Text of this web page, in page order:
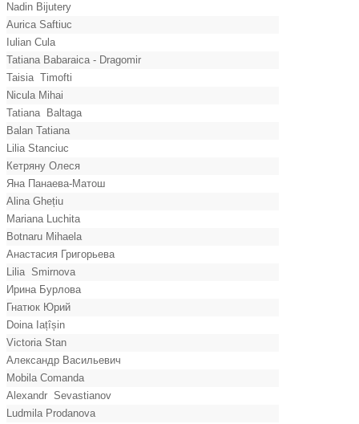
Nadin Bijutery
Aurica Saftiuc
Iulian Cula
Tatiana Babaraica - Dragomir
Taisia Timofti
Nicula Mihai
Tatiana Baltaga
Balan Tatiana
Lilia Stanciuc
Кетряну Олеся
Яна Панаева-Матош
Alina Ghețiu
Mariana Luchita
Botnaru Mihaela
Анастасия Григорьева
Lilia Smirnova
Ирина Бурлова
Гнатюк Юрий
Doina Iațîșin
Victoria Stan
Александр Васильевич
Mobila Comanda
Alexandr Sevastianov
Ludmila Prodanova